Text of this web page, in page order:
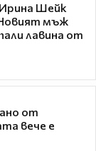
Шейк
мъж
лавина от
от
вече е